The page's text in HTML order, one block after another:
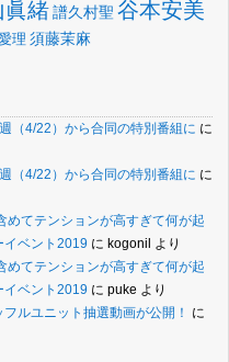
眞緒譜久村聖 谷本安美
理 須藤茉麻
（4/22）から合同の特別番組に に
（4/22）から合同の特別番組に に
めてテンションが高すぎて何が起
イベント2019 に kogonil より
めてテンションが高すぎて何が起
イベント2019 に puke より
ルユニット抽選動画が公開！
に